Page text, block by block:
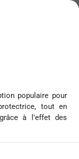
populaire pour
tout en
à l'effet des